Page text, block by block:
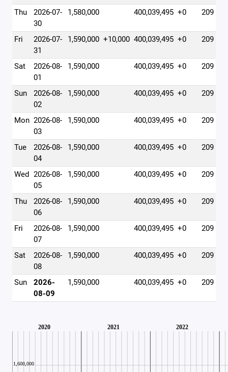
Thu
2026-07-
30
1,580,000 400,039,495 +0 209
Fri
2026-07-
31
1,590,000 +10,000 400,039,495 +0 209
Sat
2026-08-
01
1,590,000 400,039,495 +0 209
Sun
2026-08-
02
1,590,000 400,039,495 +0 209
Mon 2026-08-
03
1,590,000 400,039,495 +0 209
Tue
2026-08-
04
1,590,000 400,039,495 +0 209
Wed 2026-08-
05
1,590,000 400,039,495 +0 209
Thu
2026-08-
06
1,590,000 400,039,495 +0 209
Fri
2026-08-
07
1,590,000 400,039,495 +0 209
Sat
2026-08-
08
1,590,000 400,039,495 +0 209
Sun
2026-
08-09
1,590,000 400,039,495 +0 209